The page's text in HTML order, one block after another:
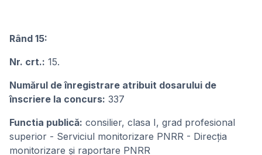
Rând 15:
Nr. crt.: 15.
Numărul de înregistrare atribuit dosarului de
înscriere la concurs: 337
Functia publică: consilier, clasa I, grad profesional
superior - Serviciul monitorizare PNRR - Direcția
monitorizare și raportare PNRR